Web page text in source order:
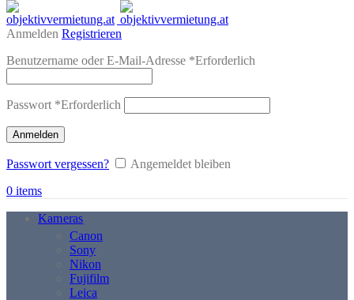
Anmelden Registrieren
Benutzername oder E-Mail-Adresse *Erforderlich
Passwort *Erforderlich
Anmelden
Passwort vergessen?
Angemeldet bleiben
0 items
Kameras
Canon
Sony
Nikon
Fujifilm
Leica